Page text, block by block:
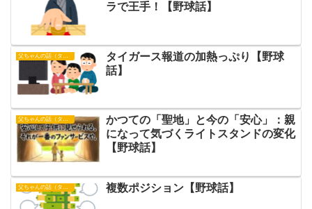
ラで王手！【野球話】
タイガース報道の加熱っぷり【野球
話】
父ちゃんの話（タイガース）
かつての「聖地」と今の「安心」：親
になって気づくライトスタンドの変化
【野球話】
父ちゃんの話（タイガース） 複数ポジション【野球話】